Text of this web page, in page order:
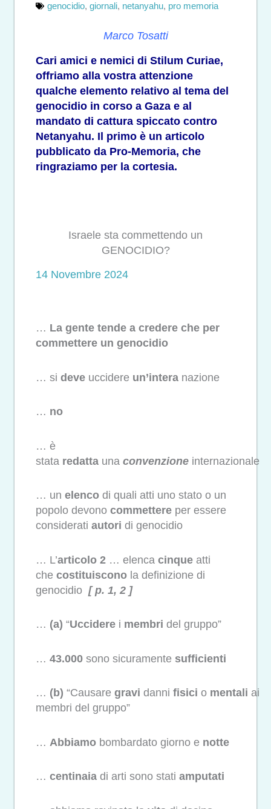
genocidio, giornali, netanyahu, pro memoria
Marco Tosatti
Cari amici e nemici di Stilum Curiae,
offriamo alla vostra attenzione
qualche elemento relativo al tema del
genocidio in corso a Gaza e al
mandato di cattura spiccato contro
Netanyahu. Il primo è un articolo
pubblicato da Pro-Memoria, che
ringraziamo per la cortesia.
Israele sta commettendo un
GENOCIDIO?
14 Novembre 2024
… La gente tende a credere che per
commettere un genocidio
… si deve uccidere un’intera nazione
… no
… è
stata redatta una convenzione internazionale
… un elenco di quali atti uno stato o un
popolo devono commettere per essere
considerati autori di genocidio
… L’articolo 2 … elenca cinque atti
che costituiscono la definizione di
genocidio [ p. 1, 2 ]
… (a) “Uccidere i membri del gruppo”
… 43.000 sono sicuramente sufficienti
… (b) “Causare gravi danni fisici o mentali ai
membri del gruppo”
… Abbiamo bombardato giorno e notte
… centinaia di arti sono stati amputati